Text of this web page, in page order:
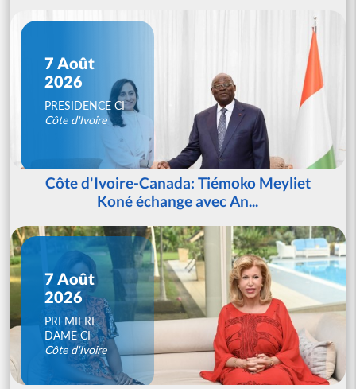
7 Août
2026
PRESIDENCE CI
Côte d'Ivoire
Côte d'Ivoire-Canada: Tiémoko Meyliet
Koné échange avec An...
7 Août
2026
PREMIERE
DAME CI
Côte d'Ivoire